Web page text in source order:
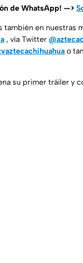
de WhatsApp! —>
también en nuestras
, vía Twitter
o
su primer tráiler y